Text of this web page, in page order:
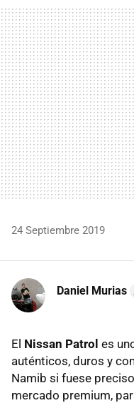
24 Septiembre 2019
Daniel Murias
El Nissan Patrol es
auténticos, duros y
Namib si fuese
mercado premium,